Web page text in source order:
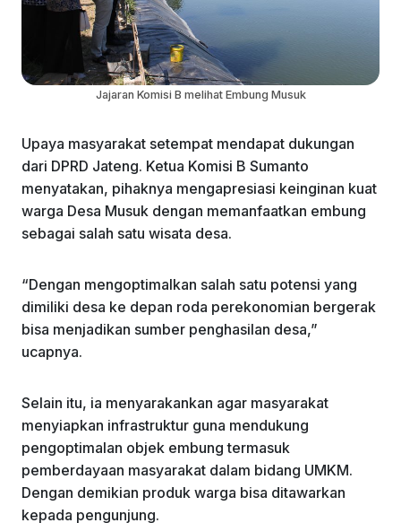
Jajaran Komisi B melihat Embung Musuk
Upaya masyarakat setempat mendapat dukungan
dari DPRD Jateng. Ketua Komisi B Sumanto
menyatakan, pihaknya mengapresiasi keinginan kuat
warga Desa Musuk dengan memanfaatkan embung
sebagai salah satu wisata desa.
“Dengan mengoptimalkan salah satu potensi yang
dimiliki desa ke depan roda perekonomian bergerak
bisa menjadikan sumber penghasilan desa,”
ucapnya.
Selain itu, ia menyarakankan agar masyarakat
menyiapkan infrastruktur guna mendukung
pengoptimalan objek embung termasuk
pemberdayaan masyarakat dalam bidang UMKM.
Dengan demikian produk warga bisa ditawarkan
kepada pengunjung.